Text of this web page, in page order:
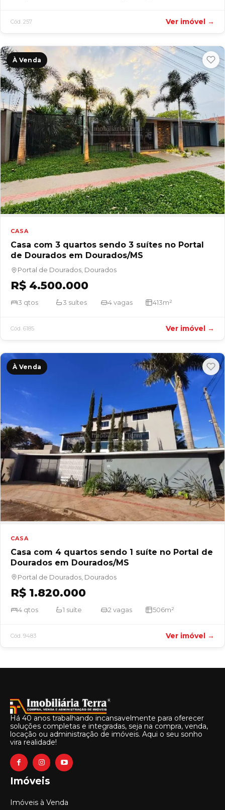
Cód. 257 Ver imóvel →
À Venda
CASA
Casa com 3 quartos sendo 3 suítes no Portal
de Dourados em Dourados/MS
Portal de Dourados, Dourados
R$ 4.500.000
3 qtos 3 suítes 4 vagas 413m²
Cód. 6185 Ver imóvel →
À Venda
CASA
Casa com 4 quartos sendo 1 suíte no Portal de
Dourados em Dourados/MS
Portal de Dourados, Dourados
R$ 1.820.000
4 qtos 1 suíte 2 vagas 506m²
Cód. 9483 Ver imóvel →
Há 40 anos trabalhando incansavelmente para oferecer
soluções completas e integradas, seja na compra, venda,
locação ou administração de imóveis. Aqui o seu sonho
vira realidade!
Imóveis
Imóveis à Venda
(67) 99804-7228